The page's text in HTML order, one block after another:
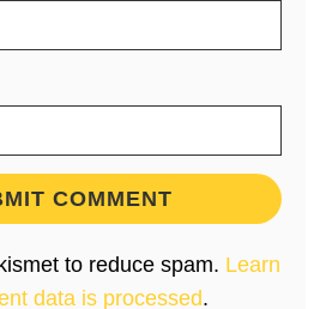
to reduce spam. Learn
data is processed.